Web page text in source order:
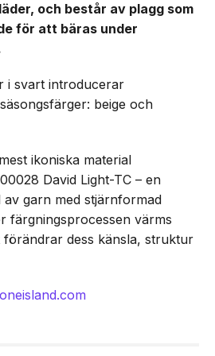
och består av plagg som
för att bäras under
i svart introducerar
beige och
ikoniska material
David Light-TC – en
garn med stjärnformad
färgningsprocessen värms
förändrar dess känsla, struktur